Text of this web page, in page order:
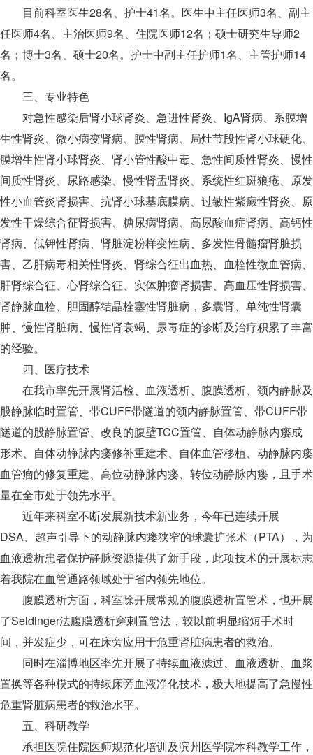
目前科室医生28名、护士41名。医生中主任医师3名、副主
任医师4名、主治医师9名、住院医师12名；硕士研究生导师2
名；博士3名、硕士20名。护士中副主任护师1名、主管护师14
名。
三、专业特色
对急性感染后肾小球肾炎、急进性肾炎、IgA肾病、系膜增
生性肾炎、微小病变肾病、膜性肾病、局灶节段性肾小球硬化、
膜增生性肾小球肾炎、肾小管性酸中毒、急性间质性肾炎、慢性
间质性肾炎、尿路感染、慢性肾盂肾炎、系统性红斑狼疮、原发
性小血管炎肾损害、抗肾小球基底膜病、过敏性紫癜性肾炎、原
发性干燥综合征肾损害、糖尿病肾病、高尿酸血症肾病、高钙性
肾病、低钾性肾病、肾脏淀粉样变性病、多发性骨髓瘤肾脏损
害、乙肝病毒相关性肾炎、肾综合征出血热、血栓性微血管病、
肝肾综合征、心肾综合征、实体肿瘤肾损害、高血压性肾损害、
肾静脉血栓、胆固醇结晶栓塞性肾脏病，多囊肾、单纯性肾囊
肿、慢性肾脏病、慢性肾衰竭、尿毒症的诊断及治疗积累了丰富
的经验。
四、医疗技术
在我市率先开展肾活检、血液透析、腹膜透析、颈内静脉及
股静脉临时置管、带CUFF带隧道的颈内静脉置管、带CUFF带
隧道的股静脉置管、改良的腹壁TCC置管、自体动静脉内瘘成
形术、自体动静脉内瘘修补重建术、自体血管移植、动静脉内瘘
血管瘤的修复重建、高位动静脉内瘘、转位动静脉内瘘，且手术
量在全市处于领先水平。
近年来科室不断发展新技术新业务，今年已连续开展
DSA、超声引导下的动静脉内瘘狭窄的球囊扩张术（PTA），为
血液透析患者保护静脉资源提供了新手段，此项技术的开展标志
着我院在血管通路领域处于省内领先地位。
腹膜透析方面，科室除开展常规的腹膜透析置管术，也开展
了Seldinger法腹膜透析穿刺置管法，较以前明显缩短手术时
间，并发症少，可在床旁应用于危重肾脏病患者的救治。
同时在淄博地区率先开展了持续血液滤过、血液透析、血浆
置换等各种模式的持续床旁血液净化技术，极大地提高了急慢性
危重肾脏病患者的救治水平。
五、科研教学
承担医院住院医师规范化培训及滨州医学院本科教学工作，